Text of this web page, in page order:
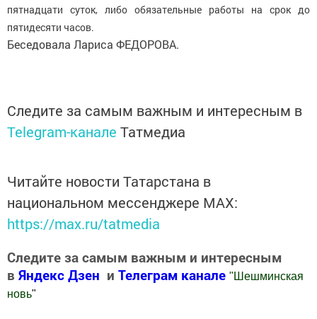
пятнадцати суток, либо обязательные работы на срок до
пятидесяти часов.
Беседовала Лариса ФЕДОРОВА.
Следите за самым важным и интересным в
Telegram-канале Татмедиа
Читайте новости Татарстана в
национальном мессенджере MАХ:
https://max.ru/tatmedia
Следите за самым важным и интересным
в Яндекс Дзен и Телеграм канале " Шешминская
новь"